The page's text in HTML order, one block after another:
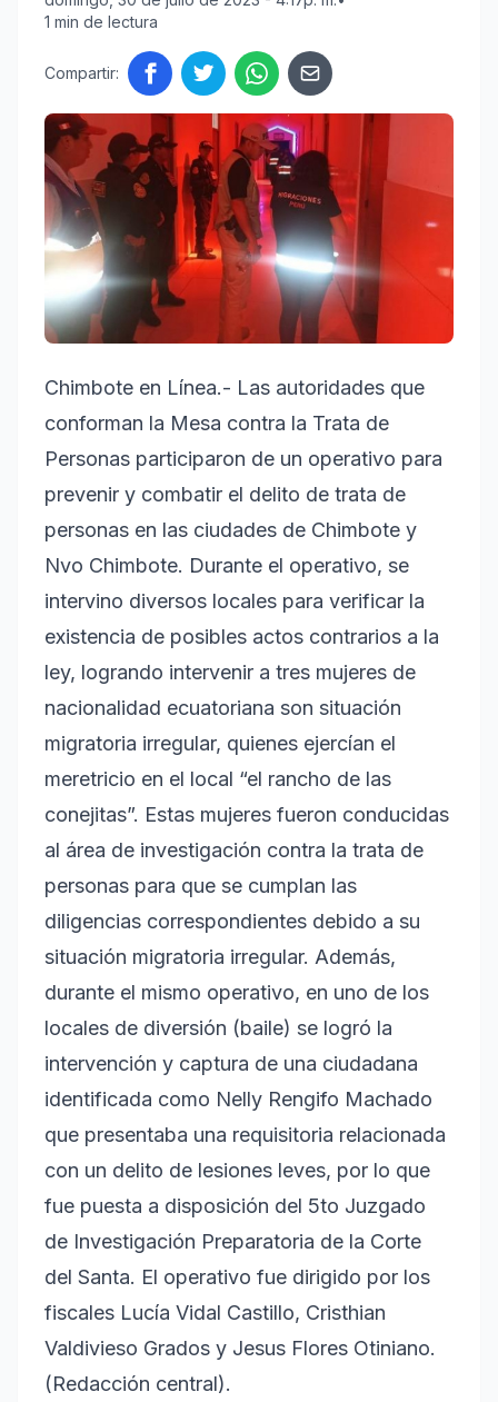
1 min de lectura
Compartir:
Chimbote en Línea.- Las autoridades que
conforman la Mesa contra la Trata de
Personas participaron de un operativo para
prevenir y combatir el delito de trata de
personas en las ciudades de Chimbote y
Nvo Chimbote. Durante el operativo, se
intervino diversos locales para verificar la
existencia de posibles actos contrarios a la
ley, logrando intervenir a tres mujeres de
nacionalidad ecuatoriana son situación
migratoria irregular, quienes ejercían el
meretricio en el local “el rancho de las
conejitas”. Estas mujeres fueron conducidas
al área de investigación contra la trata de
personas para que se cumplan las
diligencias correspondientes debido a su
situación migratoria irregular. Además,
durante el mismo operativo, en uno de los
locales de diversión (baile) se logró la
intervención y captura de una ciudadana
identificada como Nelly Rengifo Machado
que presentaba una requisitoria relacionada
con un delito de lesiones leves, por lo que
fue puesta a disposición del 5to Juzgado
de Investigación Preparatoria de la Corte
del Santa. El operativo fue dirigido por los
fiscales Lucía Vidal Castillo, Cristhian
Valdivieso Grados y Jesus Flores Otiniano.
(Redacción central).